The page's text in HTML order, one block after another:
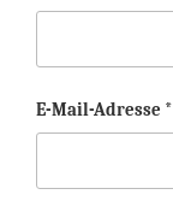
E-Mail-Adresse *